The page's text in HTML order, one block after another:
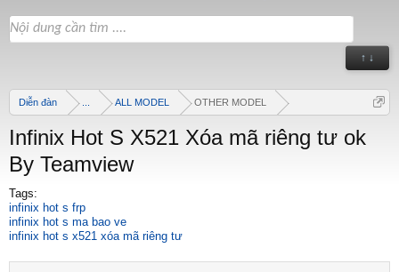
↑ ↓
Diễn đàn ALL MODEL OTHER MODEL
Infinix Hot S X521 Xóa mã riêng tư ok
By Teamview
Tags:
infinix hot s frp
infinix hot s ma bao ve
infinix hot s x521 xóa mã riêng tư